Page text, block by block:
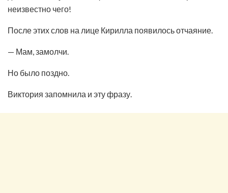
неизвестно чего!
После этих слов на лице Кирилла появилось отчаяние.
— Мам, замолчи.
Но было поздно.
Виктория запомнила и эту фразу.